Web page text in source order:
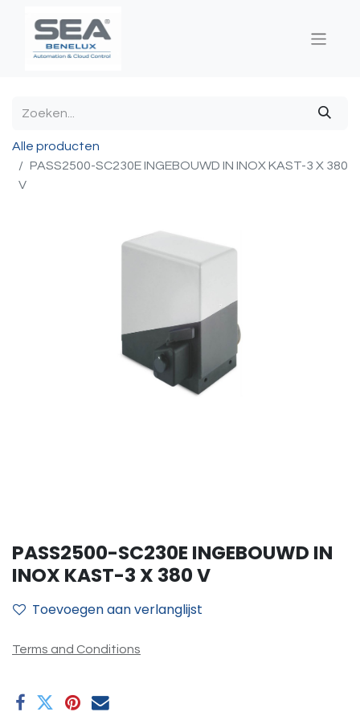
Alle producten
PASS2500-SC230E INGEBOUWD IN INOX KAST-3 X 380
V
PASS2500-SC230E INGEBOUWD IN
INOX KAST-3 X 380 V
Toevoegen aan verlanglijst
Terms and Conditions